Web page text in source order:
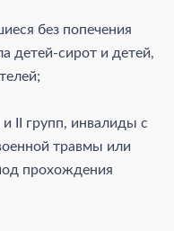
без попечения
детей-сирот и детей,
II групп, инвалиды с
травмы или
прохождения